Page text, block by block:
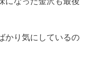
かり気にしているの